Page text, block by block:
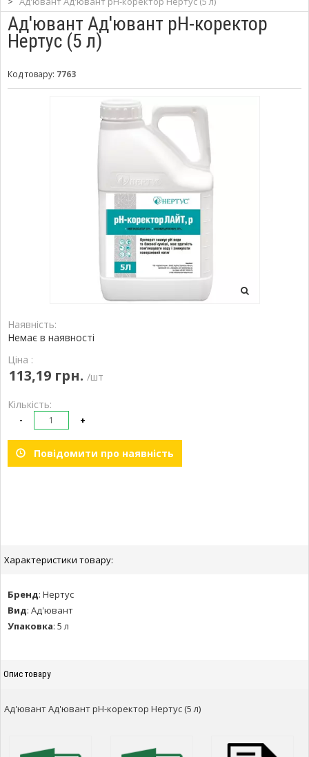
Ад'ювант Ад'ювант рН-коректор
Нертус (5 л)
Код товару: 7763
Наявність:
Немає в наявності
Ціна :
113,19 грн. /шт
Кількість:
- +
Повідомити про наявність
Характеристики товару:
Бренд: Нертус
Вид: Ад'ювант
Упаковка: 5 л
Опис товару
Ад'ювант Ад'ювант рН-коректор Нертус (5 л)